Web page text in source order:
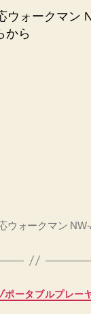
ウォークマン
から
ウォークマン
カ
ポータブルプレー